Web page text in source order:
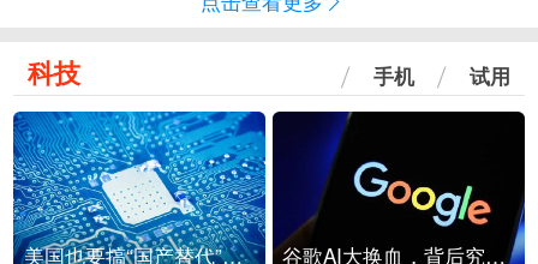
科技 手机 试用
美国也要搞“国产替代”？先算清三笔账 谷歌AI大换血，背后究竟发生了什么？